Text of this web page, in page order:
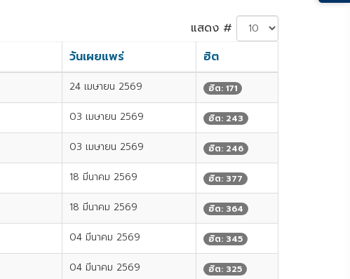
แสดง #
วันเผยแพร่
ฮิต
24 เมษายน 2569 ฮิต: 171
03 เมษายน 2569 ฮิต: 243
03 เมษายน 2569 ฮิต: 246
18 มีนาคม 2569 ฮิต: 377
18 มีนาคม 2569 ฮิต: 364
04 มีนาคม 2569 ฮิต: 345
04 มีนาคม 2569 ฮิต: 325